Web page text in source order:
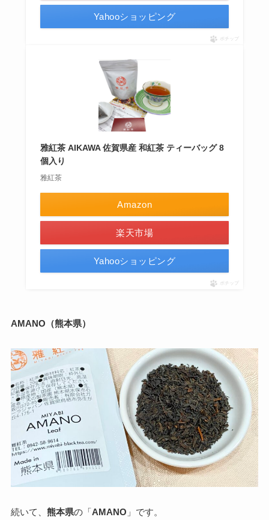
Yahooショッピング
ポチップ
雅紅茶 AIKAWA 佐賀県産 和紅茶 ティーバッグ 8
個入り
雅紅茶
Amazon
楽天市場
Yahooショッピング
ポチップ
AMANO（熊本県）
続いて、 熊本県の「AMANO 」です。